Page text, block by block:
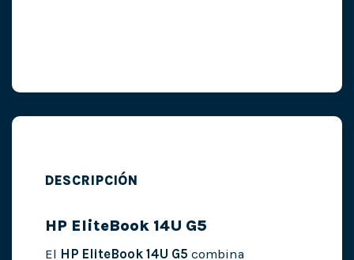
DESCRIPCIÓN
HP EliteBook 14U G5
El HP EliteBook 14U G5 combina